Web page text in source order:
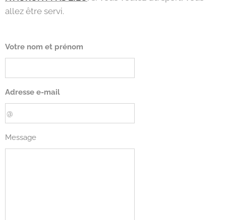
allez être servi.
Votre nom et prénom
Adresse e-mail
Message